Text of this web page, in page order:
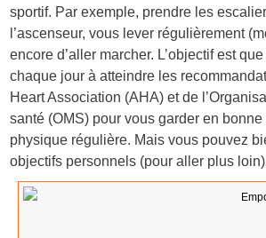
sportif. Par exemple, prendre les
l’ascenseur, vous lever régulièrement
encore d’aller marcher. L’objectif est
chaque jour à atteindre les
Heart Association (AHA) et de
santé (OMS) pour vous garder en bonne
physique régulière. Mais vous pouvez
objectifs personnels (pour aller plus